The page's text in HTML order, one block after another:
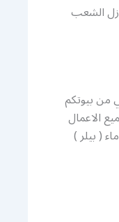
الشعب
من بيوتكم
الاعمال
( بيلر )